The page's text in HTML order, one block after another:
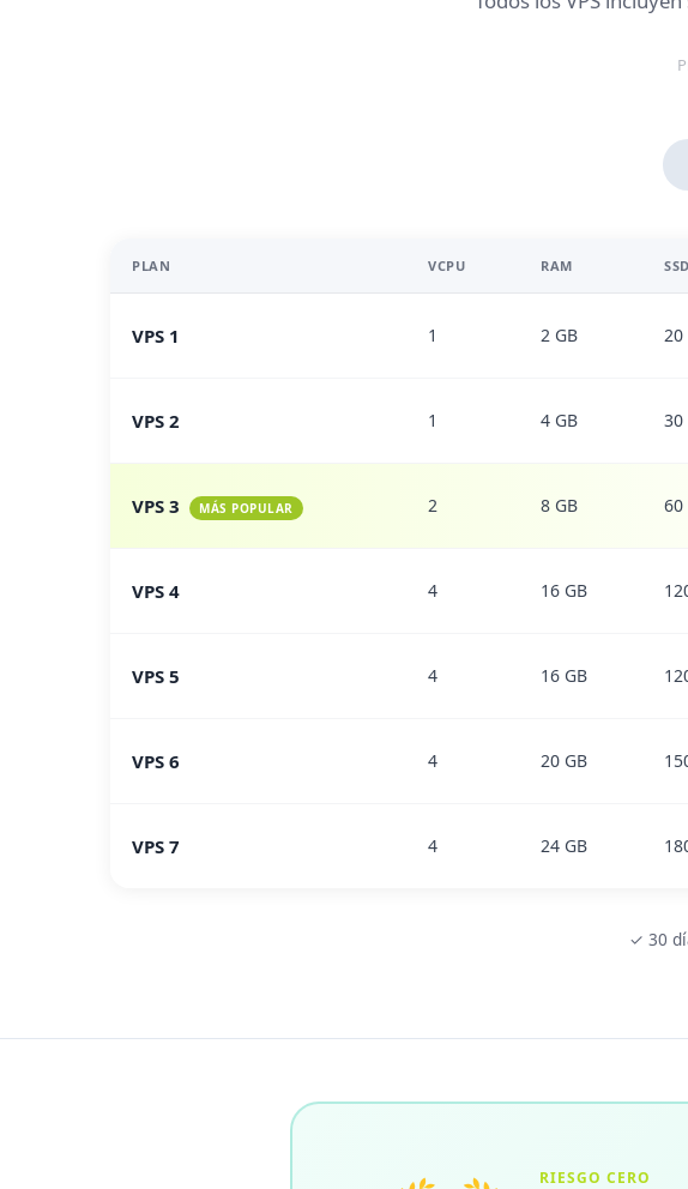
PLAN VCPU RAM
VPS 1 1 2 GB 20
VPS 2 1 4 GB 30
VPS 3 MÁS POPULAR 2 8 GB 60
VPS 4 4 16 GB
VPS 5 4 16 GB
VPS 6 4 20 GB
VPS 7 4 24 GB
✓ 30
RIESGO CERO